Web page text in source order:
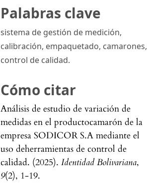
Palabras clave
sistema de gestión de medición,
calibración, empaquetado, camarones,
control de calidad.
Cómo citar
Análisis de estudio de variación de
medidas en el productocamarón de la
empresa SODICOR S.A mediante el
uso deherramientas de control de
calidad. (2025).Identidad Bolivariana,
9(2), 1-19.